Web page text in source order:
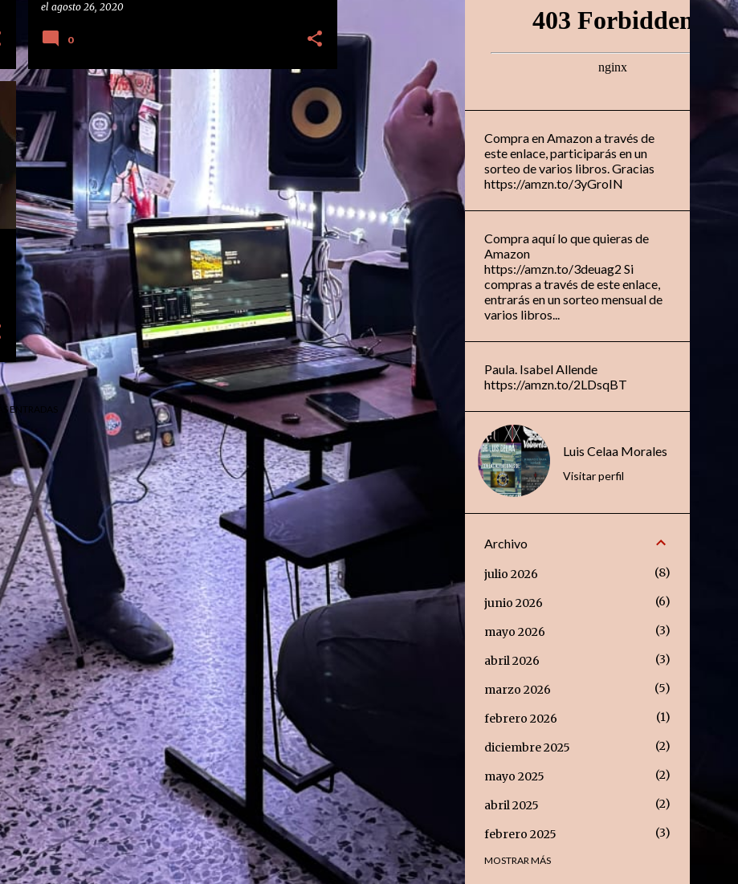
el agosto 26, 2020
0
ENTRADAS
Compra en Amazon a través de
este enlace, participarás en un
sorteo de varios libros. Gracias
https://amzn.to/3yGroIN
Compra aquí lo que quieras de
Amazon
https://amzn.to/3deuag2 Si
compras a través de este enlace,
entrarás en un sorteo mensual de
varios libros...
Paula. Isabel Allende
https://amzn.to/2LDsqBT
Luis Celaa Morales
Visitar perfil
Archivo
julio 2026 8
junio 2026 6
mayo 2026 3
abril 2026 3
marzo 2026 5
febrero 2026 1
diciembre 2025 2
mayo 2025 2
abril 2025 2
febrero 2025 3
enero 2025
MOSTRAR MÁS